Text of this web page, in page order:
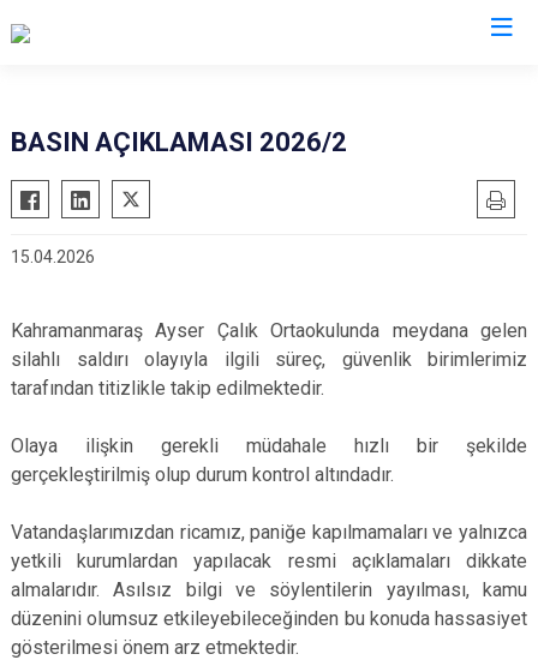
BASIN AÇIKLAMASI 2026/2
15.04.2026
Kahramanmaraş Ayser Çalık Ortaokulunda meydana gelen
silahlı saldırı olayıyla ilgili süreç, güvenlik birimlerimiz
tarafından titizlikle takip edilmektedir.
Olaya ilişkin gerekli müdahale hızlı bir şekilde
gerçekleştirilmiş olup durum kontrol altındadır.
Vatandaşlarımızdan ricamız, paniğe kapılmamaları ve yalnızca
yetkili kurumlardan yapılacak resmi açıklamaları dikkate
almalarıdır. Asılsız bilgi ve söylentilerin yayılması, kamu
düzenini olumsuz etkileyebileceğinden bu konuda hassasiyet
gösterilmesi önem arz etmektedir.